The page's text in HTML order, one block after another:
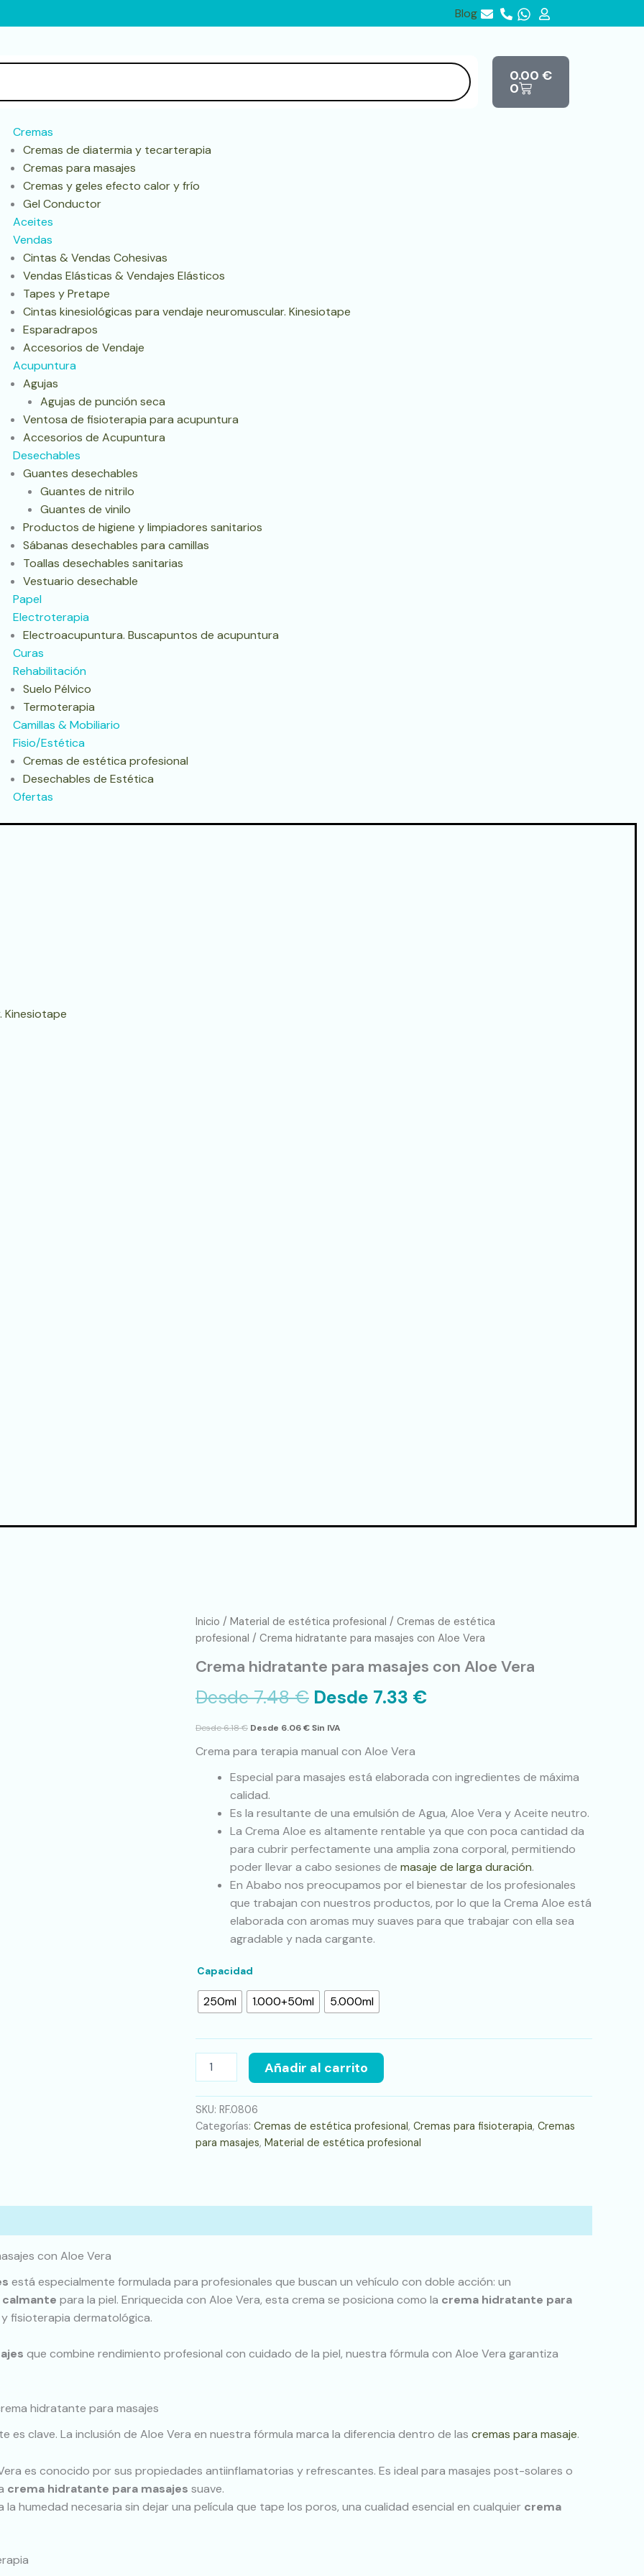
Blog
0.00 €
0
Cart
Cremas
Cremas de diatermia y tecarterapia
Cremas para masajes
Cremas y geles efecto calor y frío
Gel Conductor
Aceites
Vendas
Cintas & Vendas Cohesivas
Vendas Elásticas & Vendajes Elásticos
Tapes y Pretape
Cintas kinesiológicas para vendaje neuromuscular. Kinesiotape
Esparadrapos
Accesorios de Vendaje
Acupuntura
Agujas
Agujas de punción seca
Ventosa de fisioterapia para acupuntura
Accesorios de Acupuntura
Desechables
Guantes desechables
Guantes de nitrilo
Guantes de vinilo
Productos de higiene y limpiadores sanitarios
Sábanas desechables para camillas
Toallas desechables sanitarias
Vestuario desechable
Papel
Electroterapia
Electroacupuntura. Buscapuntos de acupuntura
Curas
Rehabilitación
Suelo Pélvico
Termoterapia
Camillas & Mobiliario
Fisio/Estética
Cremas de estética profesional
Desechables de Estética
Ofertas
Kinesiotape
Inicio / Material de estética profesional / Cremas de estética
profesional / Crema hidratante para masajes con Aloe Vera
Crema hidratante para masajes con Aloe Vera
Desde7.48€ Desde 7.33 €
Desde6.18€ Desde 6.06€Sin IVA
Crema para terapia manual con Aloe Vera
Especial para masajes está elaborada con ingredientes de máxima
calidad.
Es la resultante de una emulsión de Agua, Aloe Vera y Aceite neutro.
La Crema Aloe es altamente rentable ya que con poca cantidad da
para cubrir perfectamente una amplia zona corporal, permitiendo
poder llevar a cabo sesiones de masaje de larga duración.
En Ababo nos preocupamos por el bienestar de los profesionales
que trabajan con nuestros productos, por lo que la Crema Aloe está
elaborada con aromas muy suaves para que trabajar con ella sea
agradable y nada cargante.
Capacidad
250ml 1.000+50ml 5.000ml
Crema
hidratante
masajes
Aloe
Vera
Añadir al carrito
SKU: RF.0806
Categorías: Cremas de estética profesional, Cremas para fisioterapia, Cremas
para masajes, Material de estética profesional
con Aloe Vera
está especialmente formulada para profesionales que buscan un vehículo con doble acción: un
para la piel. Enriquecida con Aloe Vera, esta crema se posiciona como la crema hidratante para
fisioterapia dermatológica.
que combine rendimiento profesional con cuidado de la piel, nuestra fórmula con Aloe Vera garantiza
hidratante para masajes
clave. La inclusión de Aloe Vera en nuestra fórmula marca la diferencia dentro de las cremas para masaje.
es conocido por sus propiedades antiinflamatorias y refrescantes. Es ideal para masajes post-solares o
crema hidratante para masajes suave.
la humedad necesaria sin dejar una película que tape los poros, una cualidad esencial en cualquier crema